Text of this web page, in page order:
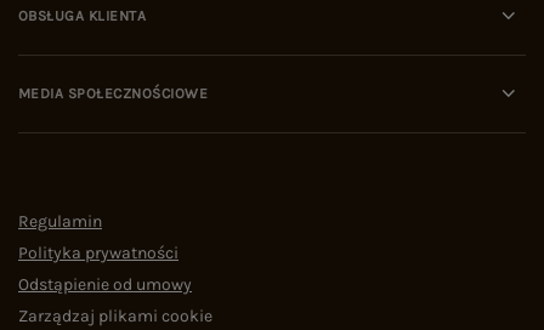
OBSŁUGA KLIENTA
MEDIA SPOŁECZNOŚCIOWE
Regulamin
Polityka prywatności
Odstąpienie od umowy
Zarządzaj plikami cookie